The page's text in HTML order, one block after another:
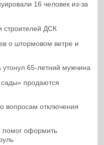
16 человек из-за
строителей ДСК
о штормовом ветре и
утонул 65-летний мужчина
продаются
вопросам отключения
помог оформить